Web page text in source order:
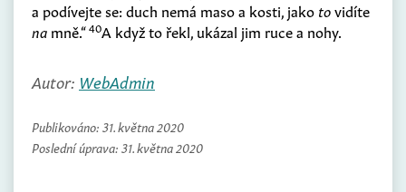
a podívejte se: duch nemá maso a kosti, jako tovidíte
na mně.“40A když to řekl, ukázal jim ruce a nohy.
Autor: WebAdmin
Publikováno: 31. května 2020
Poslední úprava: 31. května 2020